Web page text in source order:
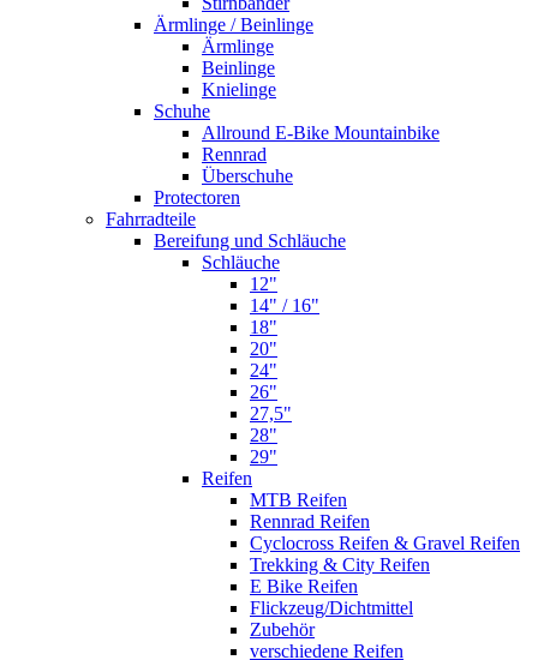
Ärmlinge / Beinlinge
Ärmlinge
Beinlinge
Knielinge
Schuhe
Allround E-Bike Mountainbike
Rennrad
Überschuhe
Protectoren
Fahrradteile
Bereifung und Schläuche
Schläuche
12"
14" / 16"
18"
20"
24"
26"
27,5"
28"
29"
Reifen
MTB Reifen
Rennrad Reifen
Cyclocross Reifen & Gravel Reifen
Trekking & City Reifen
E Bike Reifen
Flickzeug/Dichtmittel
Zubehör
verschiedene Reifen